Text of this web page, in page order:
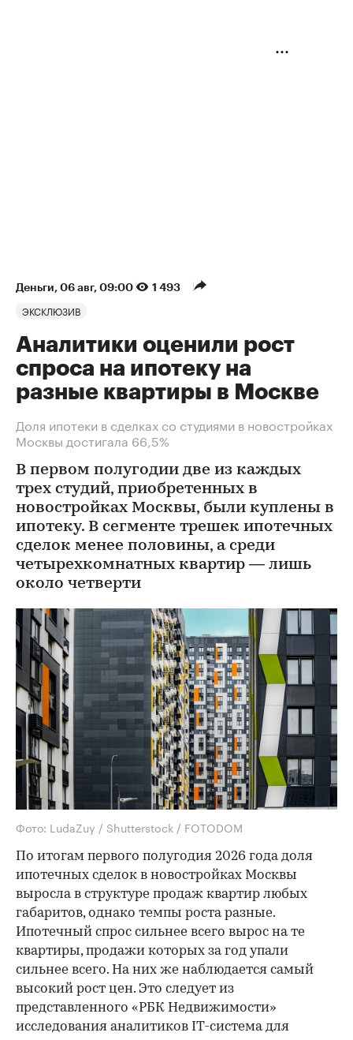
Деньги⁠, 06 авг, 09:00 1 493
ЭКСКЛЮЗИВ
Аналитики оценили рост
спроса на ипотеку на
разные квартиры в Москве
Доля ипотеки в сделках со студиями в новостройках
Москвы достигала 66,5%
В первом полугодии две из каждых
трех студий, приобретенных в
новостройках Москвы, были куплены в
ипотеку. В сегменте трешек ипотечных
сделок менее половины, а среди
четырехкомнатных квартир — лишь
около четверти
Фото: LudaZuy / Shutterstock / FOTODOM
По итогам первого полугодия 2026 года доля
ипотечных сделок в новостройках Москвы
выросла в структуре продаж квартир любых
габаритов, однако темпы роста разные.
Ипотечный спрос сильнее всего вырос на те
квартиры, продажи которых за год упали
сильнее всего. На них же наблюдается самый
высокий рост цен. Это следует из
представленного «РБК Недвижимости»
исследования аналитиков IT-система для